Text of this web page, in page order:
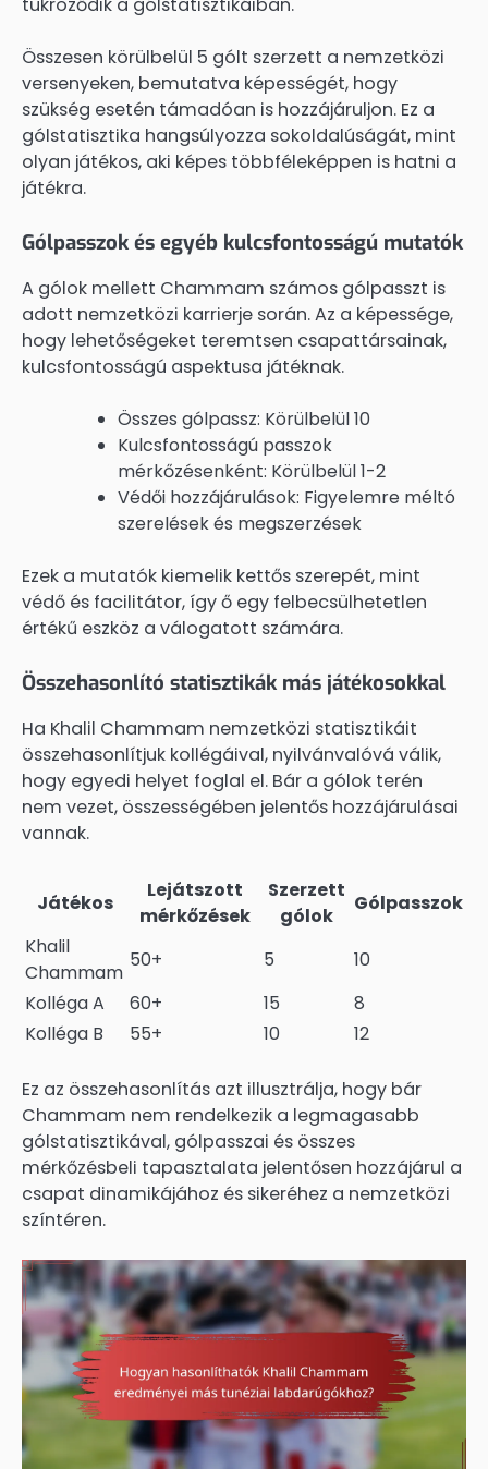
Összesen körülbelül 5 gólt szerzett a nemzetközi
versenyeken, bemutatva képességét, hogy
szükség esetén támadóan is hozzájáruljon. Ez a
gólstatisztika hangsúlyozza sokoldalúságát, mint
olyan játékos, aki képes többféleképpen is hatni a
játékra.
Gólpasszok és egyéb kulcsfontosságú mutatók
A gólok mellett Chammam számos gólpasszt is
adott nemzetközi karrierje során. Az a képessége,
hogy lehetőségeket teremtsen csapattársainak,
kulcsfontosságú aspektusa játéknak.
Összes gólpassz: Körülbelül 10
Kulcsfontosságú passzok
mérkőzésenként: Körülbelül 1-2
Védői hozzájárulások: Figyelemre méltó
szerelések és megszerzések
Ezek a mutatók kiemelik kettős szerepét, mint
védő és facilitátor, így ő egy felbecsülhetetlen
értékű eszköz a válogatott számára.
Összehasonlító statisztikák más játékosokkal
Ha Khalil Chammam nemzetközi statisztikáit
összehasonlítjuk kollégáival, nyilvánvalóvá válik,
hogy egyedi helyet foglal el. Bár a gólok terén
nem vezet, összességében jelentős hozzájárulásai
vannak.
Játékos
Lejátszott
mérkőzések
Szerzett
gólok
Gólpasszok
Khalil
Chammam
50+ 5
10
Kolléga A
60+ 15
8
Kolléga B
55+ 10 12
Ez az összehasonlítás azt illusztrálja, hogy bár
Chammam nem rendelkezik a legmagasabb
gólstatisztikával, gólpasszai és összes
mérkőzésbeli tapasztalata jelentősen hozzájárul a
csapat dinamikájához és sikeréhez a nemzetközi
színtéren.